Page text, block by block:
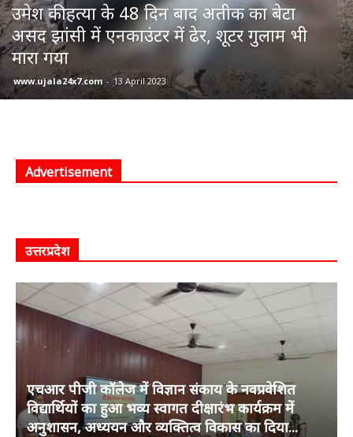
उमेश की हत्या के 48 दिन बाद अतीक का बेटा
असद झांसी में एनकाउंटर में ढेर, शूटर गुलाम भी
मारा गया
www.ujala24x7.com - 13 April 2023
Advertisement
उत्तरप्रदेश
एचआर पीजी कॉलेज में विज्ञान संकाय के नवप्रवेशित
विद्यार्थियों का हुआ भव्य स्वागत दीक्षारंभ कार्यक्रम में
अनुशासन, अध्ययन और व्यक्तित्व विकास का दिया...